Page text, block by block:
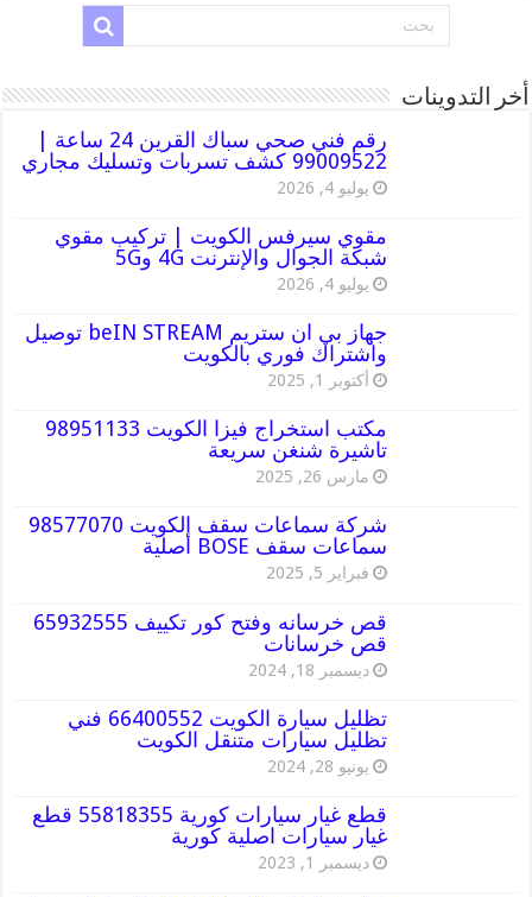
أخر التدوينات
رقم فني صحي سباك القرين 24 ساعة |
99009522 كشف تسربات وتسليك مجاري
يوليو 4, 2026
مقوي سيرفس الكويت | تركيب مقوي
شبكة الجوال والإنترنت 4G و5G
يوليو 4, 2026
جهاز بي ان ستريم beIN STREAM توصيل
واشتراك فوري بالكويت
أكتوبر 1, 2025
مكتب استخراج فيزا الكويت 98951133
تاشيرة شنغن سريعة
مارس 26, 2025
شركة سماعات سقف الكويت 98577070
سماعات سقف BOSE أصلية
فبراير 5, 2025
قص خرسانه وفتح كور تكييف 65932555
قص خرسانات
ديسمبر 18, 2024
تظليل سيارة الكويت 66400552 فني
تظليل سيارات متنقل الكويت
يونيو 28, 2024
قطع غيار سيارات كورية 55818355 قطع
غيار سيارات اصلية كورية
ديسمبر 1, 2023